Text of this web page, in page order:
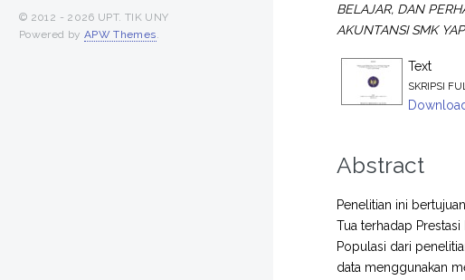
BELAJAR, DAN
AKUNTANSI SMK
Text
SKRIPSI
Abstract
Penelitian ini
Tua terhadap
Populasi dari
data menggunakan
© 2012 - 2026 UPT. TIK UNY
Powered by APW Themes